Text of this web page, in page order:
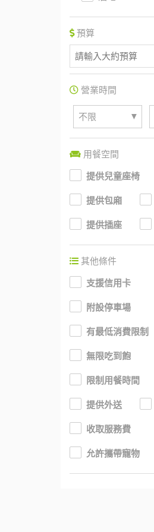
預算
營業時間
不限 ▼
用餐空間
提供兒童座椅
提供包廂
提供插座
其他條件
支援信用卡
附設停車場
有最低消費限制
無限吃到飽
限制用餐時間
提供外送
收取服務費
允許攜帶寵物